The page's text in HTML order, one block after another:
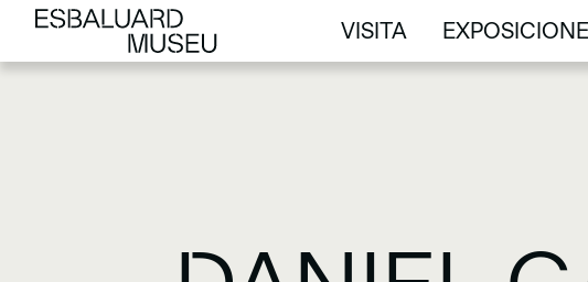
VISITA
VISITA